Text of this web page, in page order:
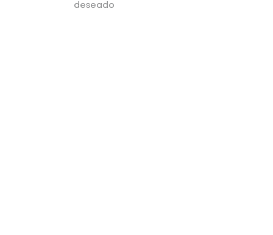
deseado